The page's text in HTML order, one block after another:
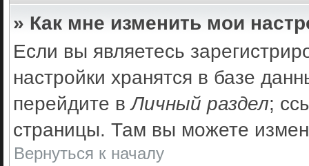
» Как мне изменить мои
Если вы являетесь
настройки хранятся в базе
перейдите вЛичный раздел;
страницы. Там вы можете
Вернуться к началу